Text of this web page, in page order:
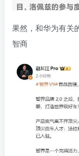
果然，和华为有关
智商